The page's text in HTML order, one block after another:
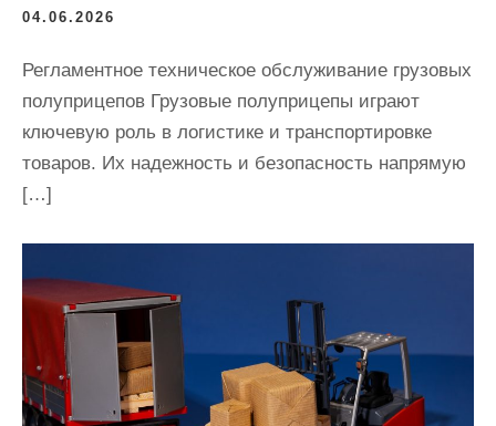
04.06.2026
Регламентное техническое обслуживание грузовых
полуприцепов Грузовые полуприцепы играют
ключевую роль в логистике и транспортировке
товаров. Их надежность и безопасность напрямую
[…]